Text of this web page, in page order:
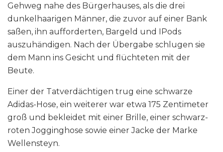
Gehweg nahe des Bürgerhauses, als die drei
dunkelhaarigen Männer, die zuvor auf einer Bank
saßen, ihn aufforderten, Bargeld und IPods
auszuhändigen. Nach der Übergabe schlugen sie
dem Mann ins Gesicht und flüchteten mit der
Beute.
Einer der Tatverdächtigen trug eine schwarze
Adidas-Hose, ein weiterer war etwa 175 Zentimeter
groß und bekleidet mit einer Brille, einer schwarz-
roten Jogginghose sowie einer Jacke der Marke
Wellensteyn.